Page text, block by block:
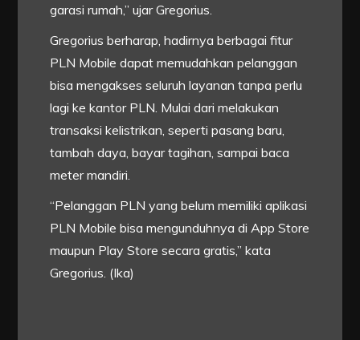
garasi rumah,” ujar Gregorius.
Gregorius berharap, hadirnya berbagai fitur
PLN Mobile dapat memudahkan pelanggan
bisa mengakses seluruh layanan tanpa perlu
lagi ke kantor PLN. Mulai dari melakukan
transaksi kelistrikan, seperti pasang baru,
tambah daya, bayar tagihan, sampai baca
meter mandiri.
“Pelanggan PLN yang belum memiliki aplikasi
PLN Mobile bisa mengunduhnya di App Store
maupun Play Store secara gratis,” kata
Gregorius. (Ika)